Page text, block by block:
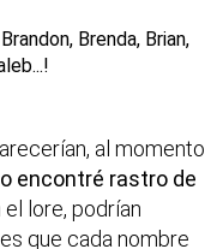
Brenda, Brian,
al momento
encontré rastro de
el lore, podrían
que cada nombre